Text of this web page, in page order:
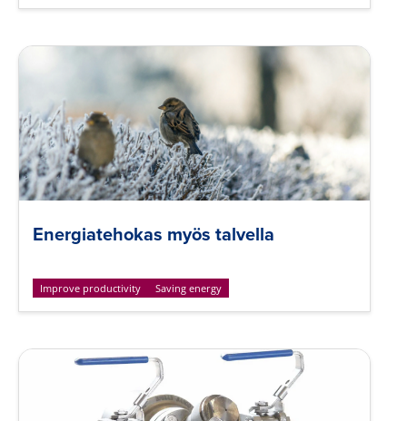
Energiatehokas myös talvella
Improve productivity Saving energy